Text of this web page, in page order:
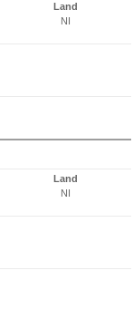
Land
NI
Land
NI